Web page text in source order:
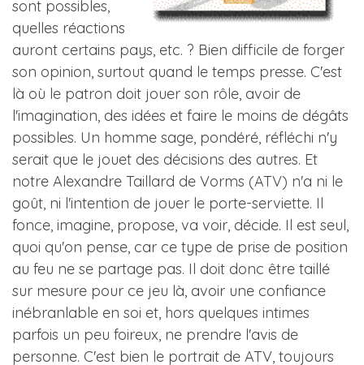
sont possibles,
quelles réactions
auront certains pays, etc. ? Bien difficile de forger
son opinion, surtout quand le temps presse. C'est
là où le patron doit jouer son rôle, avoir de
l'imagination, des idées et faire le moins de dégâts
possibles. Un homme sage, pondéré, réfléchi n'y
serait que le jouet des décisions des autres. Et
notre Alexandre Taillard de Vorms (ATV) n'a ni le
goût, ni l'intention de jouer le porte-serviette. Il
fonce, imagine, propose, va voir, décide. Il est seul,
quoi qu'on pense, car ce type de prise de position
au feu ne se partage pas. Il doit donc être taillé
sur mesure pour ce jeu là, avoir une confiance
inébranlable en soi et, hors quelques intimes
parfois un peu foireux, ne prendre l'avis de
personne. C'est bien le portrait de ATV, toujours